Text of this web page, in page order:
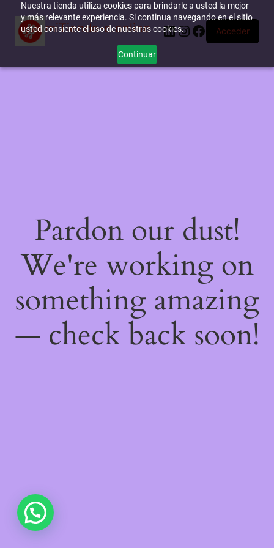
Nuestra tienda utiliza cookies para brindarle a usted la mejor
y más relevante experiencia. Si continua navegando en el sitio
usted consiente el uso de nuestras cookies.
Continuar
miTienda-e.online LinkedIn
Instagram
Facebook
Acceder
Pardon our dust!
We're working on
something amazing
— check back soon!